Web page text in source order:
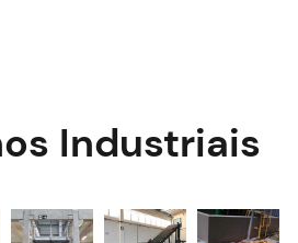
Industriais